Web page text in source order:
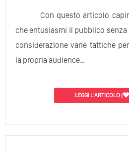
Con questo articolo
che entusiasmi il pubblico senza
considerazione varie tattiche
la propria audience…
LEGGI L'ARTICOLO(